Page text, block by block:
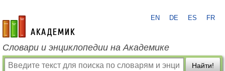
academic.ru
EN DE ES FR
Словари и энциклопедии на Академике
Найти!